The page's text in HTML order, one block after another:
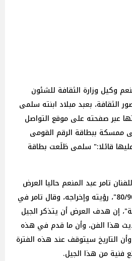
وكيل وزارة الثقافة للشئون
الثقافة، بعبد مبلاد ابنته سلمى
عبر صفحته على موقع التواصل
ببطاقة الرقم القومى
قائلا:" سلمى طَلَعت بطاقة
تامر عبد المنعم حاليا العرض
الاستعراضى "نوستالجيا 80/90"، رؤيته وإخراجه، وقال تامر في
إن هدف العرض أن يتذكر الجيل
هذا الفن، وأن ما قدم في هذه
وأن التاريخ سيتوقف عند هذه الفترة
فنية من هذا الجيل.